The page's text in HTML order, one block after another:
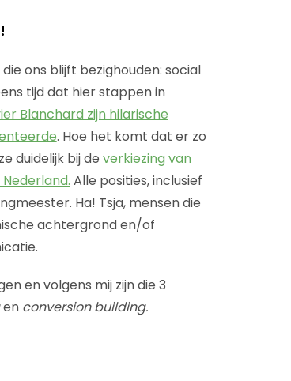
ons blijft bezighouden: social
tijd dat hier stappen in
Blanchard zijn hilarische
. Hoe het komt dat er zo
duidelijk bij de verkiezing van
Alle posities, inclusief
Ha! Tsja, mensen die
achtergrond en/of
en volgens mij zijn die 3
en conversion building.